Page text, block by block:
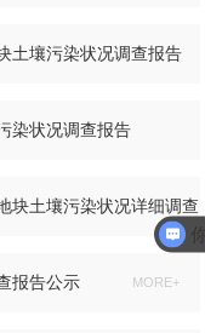
土壤污染状况调查报告
染状况调查报告
块土壤污染状况详细调查
报告公示 MORE+